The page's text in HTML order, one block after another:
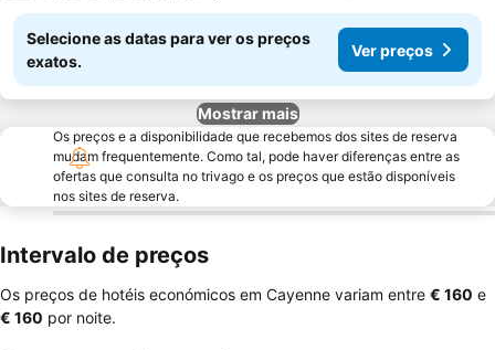
Selecione as datas para ver os preços
exatos.
Ver preços
Mostrar mais
Os preços e a disponibilidade que recebemos dos sites de reserva
mudam frequentemente. Como tal, pode haver diferenças entre as
ofertas que consulta no trivago e os preços que estão disponíveis
nos sites de reserva.
Intervalo de preços
Os preços de hotéis económicos em Cayenne variam entre ‎€ 160 e
‎€ 160 por noite.